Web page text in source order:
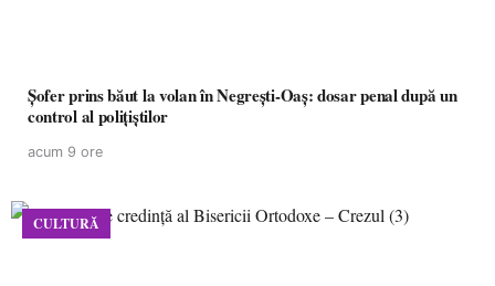
Șofer prins băut la volan în Negrești-Oaș: dosar penal după un
control al polițiștilor
acum 9 ore
CULTURĂ